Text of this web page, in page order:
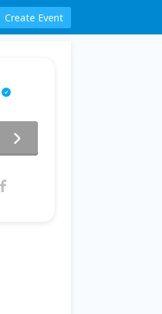
Create Event